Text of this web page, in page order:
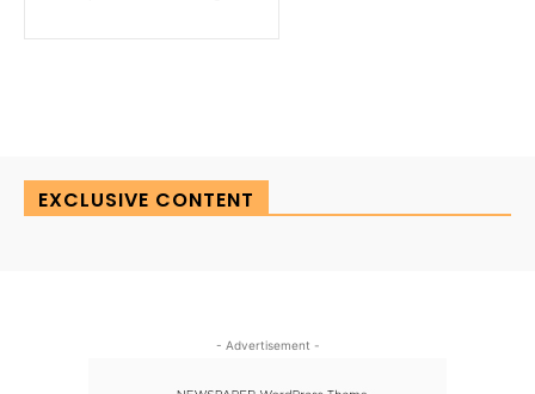
EXCLUSIVE CONTENT
- Advertisement -